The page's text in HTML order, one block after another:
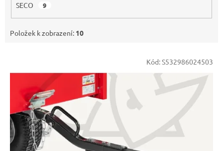
SECO 9
Položek k zobrazení: 10
p
o
d
Kód:S532986024503